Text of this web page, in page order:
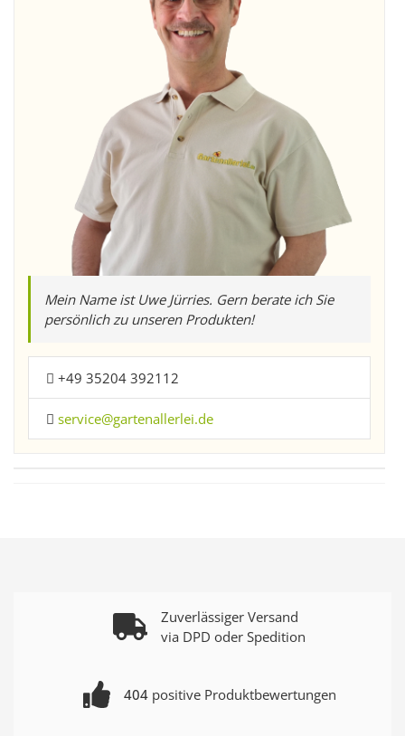
Mein Name ist Uwe Jürries. Gern berate ich Sie
persönlich zu unseren Produkten!
+49 35204 392112
service@gartenallerlei.de
Zuverlässiger Versand
via DPD oder Spedition
404positive Produktbewertungen